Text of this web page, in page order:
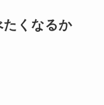
たくなるか